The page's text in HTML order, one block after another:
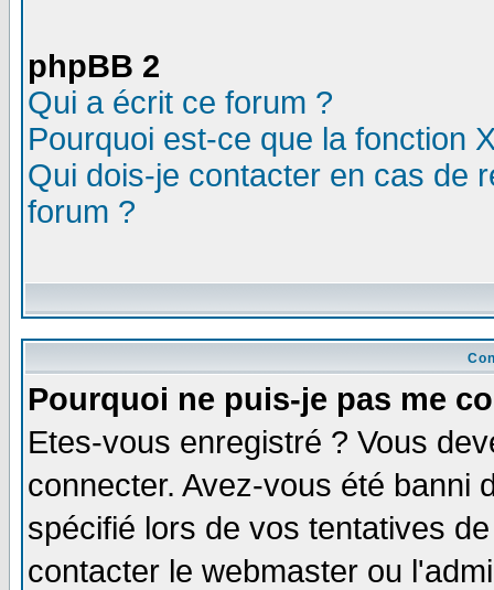
phpBB 2
Qui a écrit ce forum ?
Pourquoi est-ce que la fonction
Qui dois-je contacter en cas de
forum ?
Pourquoi ne puis-je pas me
Etes-vous enregistré ? Vous
connecter. Avez-vous été banni
spécifié lors de vos tentatives
contacter le webmaster ou